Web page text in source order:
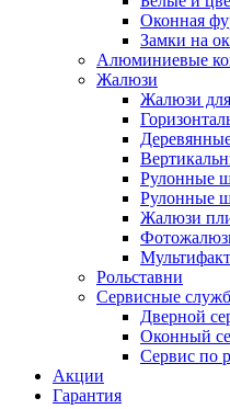
Оконная
Замки на
Алюминиевые
Жалюзи
Жалюзи
Рулонные
Рулонные
Жалюзи
Рольставни
Сервисные
Дверной
Оконный
Сервис по
Акции
Гарантия